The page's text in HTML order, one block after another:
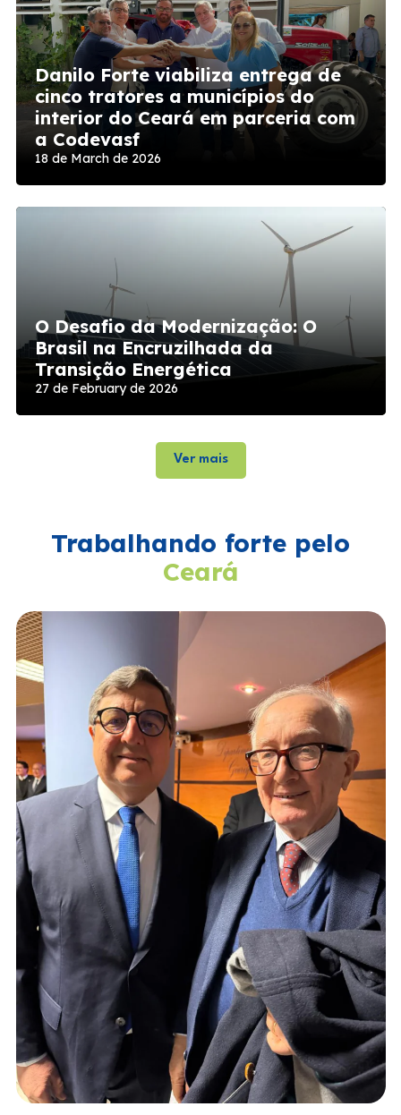
Danilo Forte viabiliza entrega de
cinco tratores a municípios do
interior do Ceará em parceria com
a Codevasf
18 de March de 2026
O Desafio da Modernização: O
Brasil na Encruzilhada da
Transição Energética
27 de February de 2026
Ver mais
Trabalhando forte pelo
Ceará